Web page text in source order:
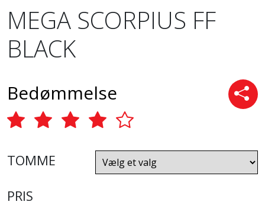
MEGA SCORPIUS FF
BLACK
Bedømmelse
TOMME
PRIS